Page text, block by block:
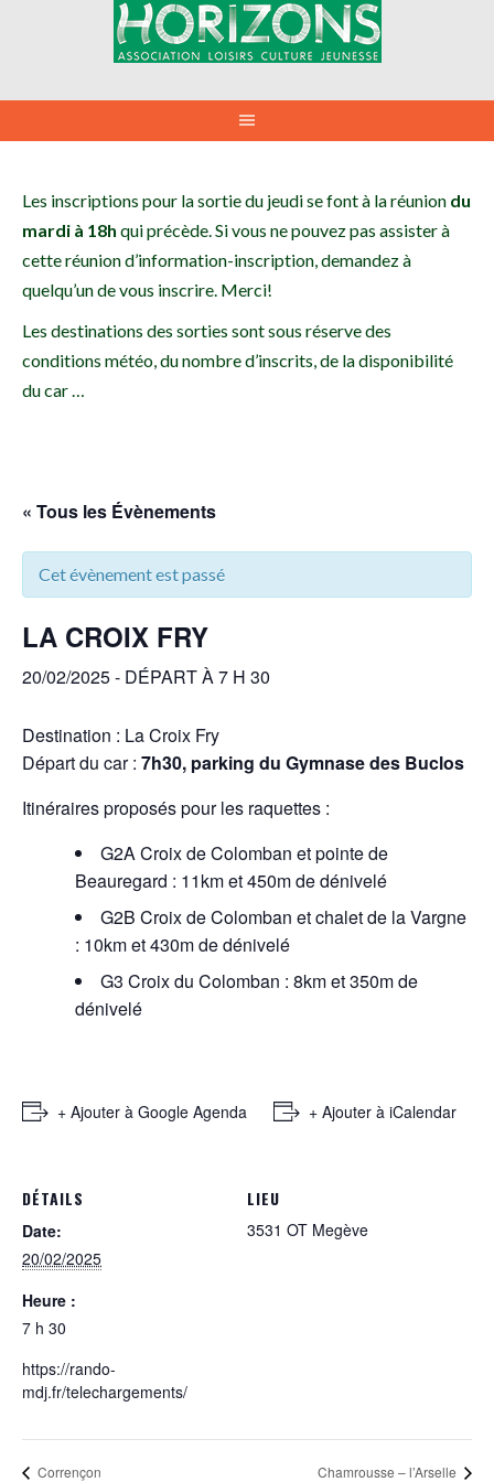
Les inscriptions pour la sortie du jeudi se font à la réunion du
mardi à 18h qui précède. Si vous ne pouvez pas assister à
cette réunion d’information-inscription, demandez à
quelqu’un de vous inscrire. Merci!
Les destinations des sorties sont sous réserve des
conditions météo, du nombre d’inscrits, de la disponibilité
du car …
« Tous les Évènements
Cet évènement est passé
LA CROIX FRY
20/02/2025 - DÉPART À 7 H 30
Destination : La Croix Fry
Départ du car : 7h30, parking du Gymnase des Buclos
Itinéraires proposés pour les raquettes :
G2A Croix de Colomban et pointe de
Beauregard : 11km et 450m de dénivelé
G2B Croix de Colomban et chalet de la Vargne
: 10km et 430m de dénivelé
G3 Croix du Colomban : 8km et 350m de
dénivelé
+ Ajouter à Google Agenda + Ajouter à iCalendar
DÉTAILS
Date:
20/02/2025
Heure :
7 h 30
https://rando-
mdj.fr/telechargements/
LIEU
3531 OT Megève
Corrençon Chamrousse – l’Arselle